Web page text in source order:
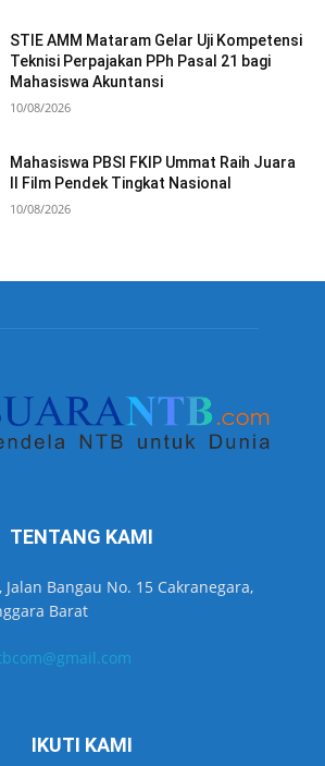
STIE AMM Mataram Gelar Uji Kompetensi
Teknisi Perpajakan PPh Pasal 21 bagi
Mahasiswa Akuntansi
10/08/2026
Mahasiswa PBSI FKIP Ummat Raih Juara
II Film Pendek Tingkat Nasional
10/08/2026
TENTANG KAMI
Jalan Bangau No. 15 Cakranegara,
Barat
IKUTI KAMI